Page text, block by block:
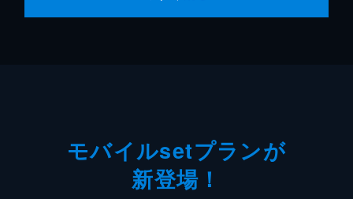
モバイルsetプランが
新登場！